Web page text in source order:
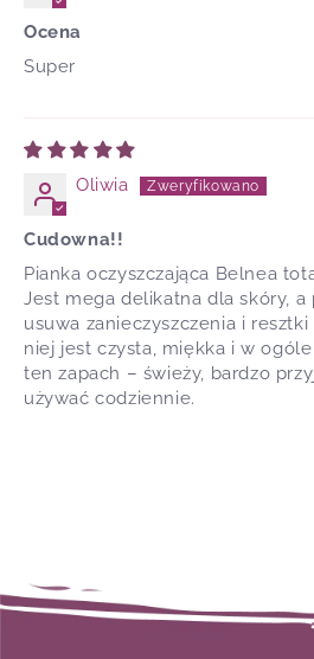
Ocena
Super
Oliwia
Cudowna!!
Pianka oczyszczająca Belnea
Jest mega delikatna dla skóry, a
usuwa zanieczyszczenia i
niej jest czysta, miękka i w
ten zapach – świeży, bardzo
używać codziennie.